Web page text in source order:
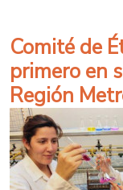
Comité de
primero en
Región